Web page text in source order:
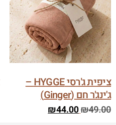
ציפית ג'רסי HYGGE –
ג'ינג'ר חם (Ginger)
₪49.00
₪44.00